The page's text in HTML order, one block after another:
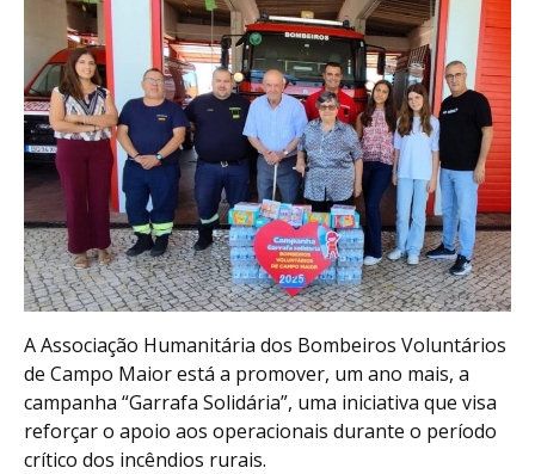
A Associação Humanitária dos Bombeiros Voluntários
de Campo Maior está a promover, um ano mais, a
campanha “Garrafa Solidária”, uma iniciativa que visa
reforçar o apoio aos operacionais durante o período
crítico dos incêndios rurais.